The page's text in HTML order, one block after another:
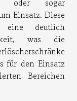
Einsatz. Diese
eine deutlich
was die
für den Einsatz
Bereichen